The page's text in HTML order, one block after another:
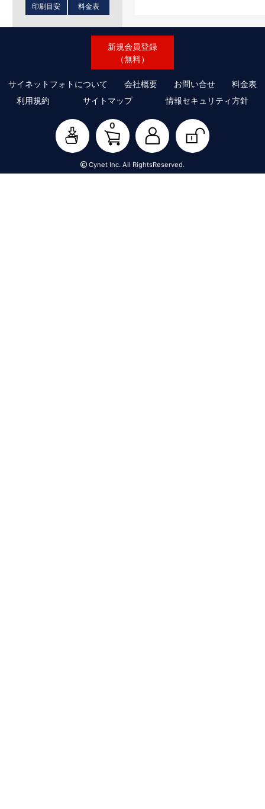
印刷目安 料金表
新規会員登録
（無料）
サイネットフォトについて 会社概要 お問い合せ
料金表
利用規約
サイトマップ 情報セキュリティ方針
0
Cynet Inc. All RightsReserved.